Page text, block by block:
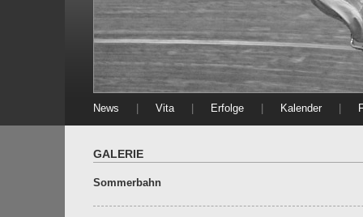
News Vita Erfolge Kalender
GALERIE
Sommerbahn